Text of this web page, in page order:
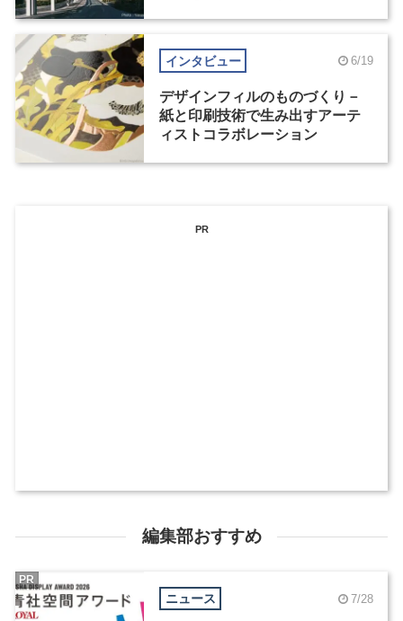
インタビュー 6/19
デザインフィルのものづくり－
紙と印刷技術で生み出すアーテ
ィストコラボレーション
PR
編集部おすすめ
ニュース 7/28
PR